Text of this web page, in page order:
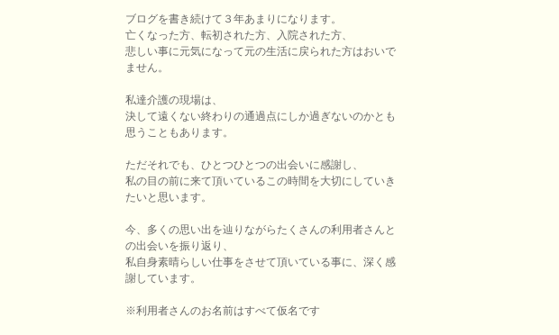
ブログを書き続けて３年あまりになります。
亡くなった方、転初された方、入院された方、
悲しい事に元気になって元の生活に戻られた方はおいで
ません。
私達介護の現場は、
決して遠くない終わりの通過点にしか過ぎないのかとも
思うこともあります。
ただそれでも、ひとつひとつの出会いに感謝し、
私の目の前に来て頂いているこの時間を大切にしていき
たいと思います。
今、多くの思い出を辿りながらたくさんの利用者さんと
の出会いを振り返り、
私自身素晴らしい仕事をさせて頂いている事に、深く感
謝しています。
※利用者さんのお名前はすべて仮名です